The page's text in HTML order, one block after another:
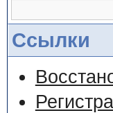
Ссылки